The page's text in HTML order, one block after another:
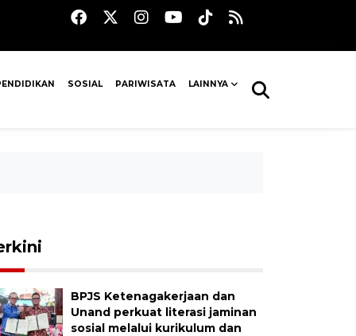
SOSIAL PARIWISATA LAINNYA
BPJS Ketenagakerjaan dan
Unand perkuat literasi jaminan
sosial melalui kurikulum dan